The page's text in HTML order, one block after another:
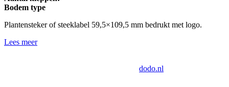
Bodem type
Plantensteker of steeklabel 59,5×109,5 mm bedrukt met logo.
Lees meer
dodo.nl